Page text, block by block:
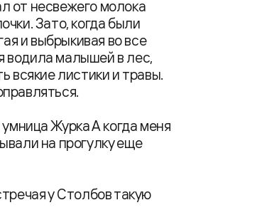
от несвежего молока
Зато, когда были
и выбрыкивая во все
водила малышей в лес,
всякие листики и травы.
Журка А когда меня
на прогулку еще
у Столбов такую